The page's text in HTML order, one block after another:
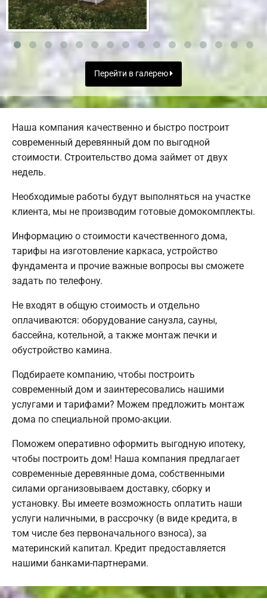
Перейти в галерею
Наша компания качественно и быстро построит
современный деревянный дом по выгодной
стоимости. Строительство дома займет от двух
недель.
Необходимые работы будут выполняться на участке
клиента, мы не производим готовые домокомплекты.
Информацию о стоимости качественного дома,
тарифы на изготовление каркаса, устройство
фундамента и прочие важные вопросы вы сможете
задать по телефону.
Не входят в общую стоимость и отдельно
оплачиваются: оборудование санузла, сауны,
бассейна, котельной, а также монтаж печки и
обустройство камина.
Подбираете компанию, чтобы построить
современный дом и заинтересовались нашими
услугами и тарифами? Можем предложить монтаж
дома по специальной промо-акции.
Поможем оперативно оформить выгодную ипотеку,
чтобы построить дом! Наша компания предлагает
современные деревянные дома, собственными
силами организовываем доставку, сборку и
установку. Вы имеете возможность оплатить наши
услуги наличными, в рассрочку (в виде кредита, в
том числе без первоначального взноса), за
материнский капитал. Кредит предоставляется
нашими банками-партнерами.